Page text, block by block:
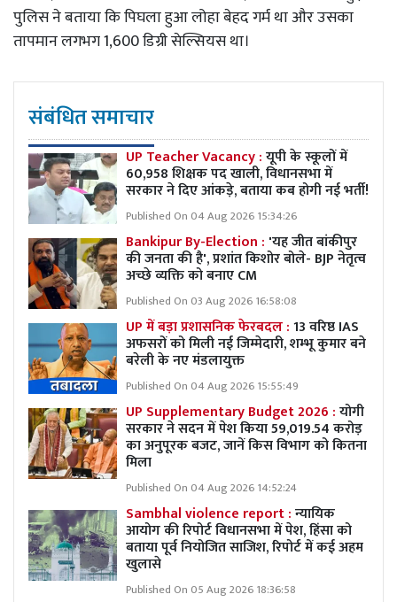
पुलिस ने बताया कि पिघला हुआ लोहा बेहद गर्म था और उसका
तापमान लगभग 1,600 डिग्री सेल्सियस था।
संबंधित समाचार
UP Teacher Vacancy :यूपी के स्कूलों में
60,958 शिक्षक पद खाली, विधानसभा में
सरकार ने दिए आंकड़े, बताया कब होगी नई भर्ती!
Published On 04 Aug 2026 15:34:26
Bankipur By-Election : 'यह जीत बांकीपुर
की जनता की है', प्रशांत किशोर बोले- BJP नेतृत्व
अच्छे व्यक्ति को बनाए CM
Published On 03 Aug 2026 16:58:08
UP में बड़ा प्रशासनिक फेरबदल :13 वरिष्ठ IAS
अफसरों को मिली नई जिम्मेदारी, शम्भू कुमार बने
बरेली के नए मंडलायुक्त
Published On 04 Aug 2026 15:55:49
UP Supplementary Budget 2026 :योगी
सरकार ने सदन में पेश किया 59,019.54 करोड़
का अनुपूरक बजट, जानें किस विभाग को कितना
मिला
Published On 04 Aug 2026 14:52:24
Sambhal violence report :न्यायिक
आयोग की रिपोर्ट विधानसभा में पेश, हिंसा को
बताया पूर्व नियोजित साजिश, रिपोर्ट में कई अहम
खुलासे
Published On 05 Aug 2026 18:36:58